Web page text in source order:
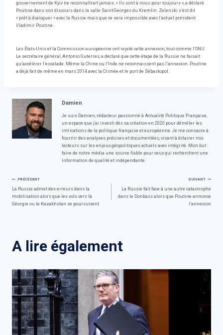
gouvernement de Kyiv ne reconnaîtrait jamais. « Ils sont à nous pour toujours », a déclaré
Poutine dans son discours dans la salle Saint-Georges du Kremlin. Zelenski s’est dit
« prêt à dialoguer » avec la Russie mais que ce sera impossible avec l’actuel président
Vladimir Poutine.
Les États-Unis et la Commission européenne ont rejeté cette annexion, tout comme l’ONU.
Le secrétaire général, Antonio Guterres, a déclaré que cette étape de la Russie ne faisait
qu’accélérer l’escalade. Même la Chine ou l’Inde ne reconnaissent pas l’annexion. Poutine
a déjà fait de même en mars 2014 avec la Crimée et le port de Sébastopol.
Damien
Je suis Damien, rédacteur passionné à Actualité Politique Française,
un espace que j'ai investi dès sa création en 2020 pour démêler les
intrications de la politique française et européenne. Je me consacre à
fournir des analyses précises et documentées, visant à éclairer nos
lecteurs sur les enjeux géopolitiques actuels avec intégrité. Mon but :
faire de notre média une source fiable pour ceux qui recherchent une
information de qualité et indépendante.
Navigation
de
PRÉCÉDENT
La Russie admet des erreurs dans la
mobilisation alors que les vols vers la
Géorgie ou le Kazakhstan se poursuivent
SUIVANT
La Russie fait face à une autre catastrophe
dans le Donbass alors que Poutine annonce
l’annexion
A lire également